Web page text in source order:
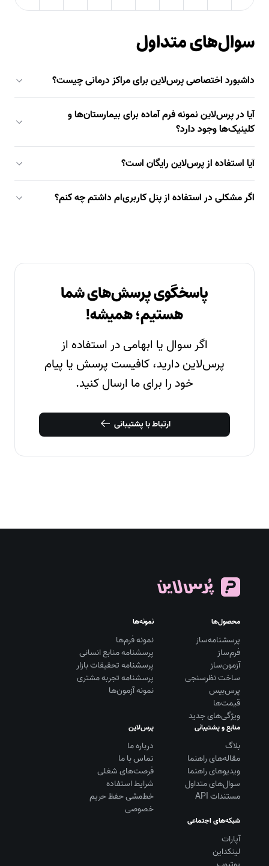
سوال‌های متداول
داشبورد اختصاصی پرس‌لاین برای مراکز درمانی چیست؟
آیا در پرس‌لاین نمونه فرم آماده برای بیمارستان‌ها و
کلینیک‌ها وجود دارد؟
آیا استفاده از پرس‌لاین رایگان است؟
اگر مشکلی در استفاده از پنل کاربری‌ام داشتم چه کنم؟
پاسخگوی پرسش‌های شما
هستیم؛ همیشه!
اگر سوال یا ابهامی در استفاده از
پرس‌لاین دارید، کافیست پرسش یا پیام
خود را برای ما ارسال کنید.
ارتباط با پشتیبانی
محصول‌ها
پرسشنامه‌ساز
فرم‌ساز
آزمون‌ساز
ساخت نظرسنجی
پرس‌بیس
قیمت‌ها
ویژگی‌های جدید
نمونه‌ها
نمونه فرم‌ها
پرسشنامه منابع انسانی
پرسشنامه تحقیقات بازار
پرسشنامه تجربه مشتری
نمونه آزمون‌ها
منابع و پشتیبانی
بلاگ
مقاله‌های راهنما
ویديوهای راهنما
سوال‌های متداول
مستندات API
پرس‌لاین
درباره ما
تماس با ما
فرصت‌های شغلی
شرایط استفاده
خط‌مشی حفظ حریم
خصوصی
شبکه‌های اجتماعی
آپارات
لینکداین